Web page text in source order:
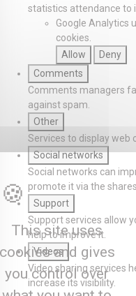
statistics attendance to
Google Analytics
cookies.
Allow
Deny
Comments
Comments managers
against spam.
Other
Services to display web
Social networks
Social networks can
promote it via the shares.
Support
Support services allow
help to improve it.
Videos
Video sharing services
increase its visibility.
This site uses
and gives
you control over